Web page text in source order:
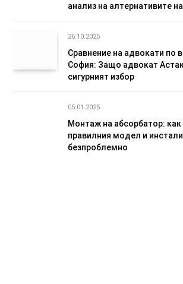
анализ на алтернативите
26.10.2025
Сравнение на адвокати по
София: Защо адвокат
сигурният избор
05.01.2025
Монтаж на абсорбатор:
правилния модел и
безпроблемно